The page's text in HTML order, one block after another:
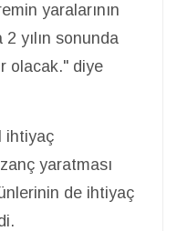
yaralarının
2 yılın sonunda
olacak." diye
ihtiyaç
yaratması
de ihtiyaç